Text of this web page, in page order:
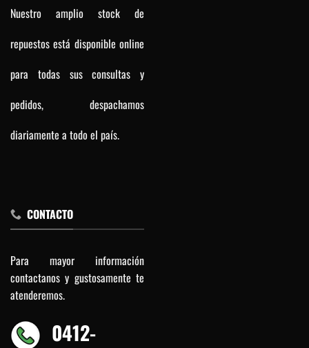
Nuestro amplio stock de
repuestos está disponible online
para todas sus consultas y
pedidos, despachamos
diariamente a todo el país.
CONTACTO
Para mayor información
contactanos y gustosamente te
atenderemos.
0412-